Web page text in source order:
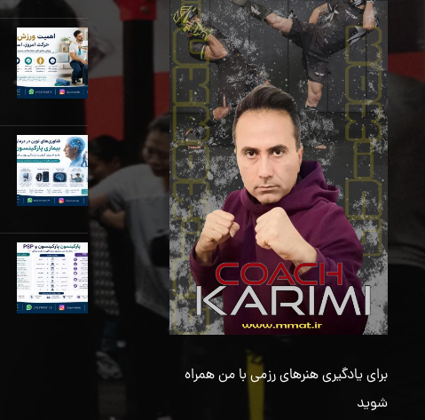
برای یادگیری هنرهای رزمی با من همراه
شوید